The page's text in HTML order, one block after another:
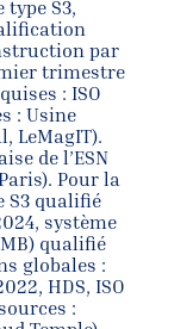
type S3,
par
trimestre
: ISO
: Usine
LeMagIT).
de l’ESN
Pour la
S3 qualifié
système
qualifié
globales :
HDS, ISO
: